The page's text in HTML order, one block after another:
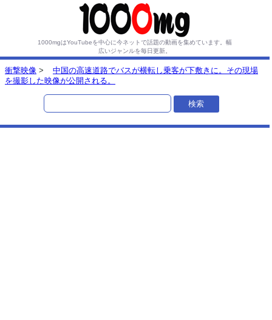
1000mgはYouTubeを中心に今ネットで話題の動画を集めています。 幅
広いジャンルを毎日更新。
衝撃映像 >
中国の高速道路でバスが横転し乗客が下敷きに。その現場
を撮影した映像が公開される。